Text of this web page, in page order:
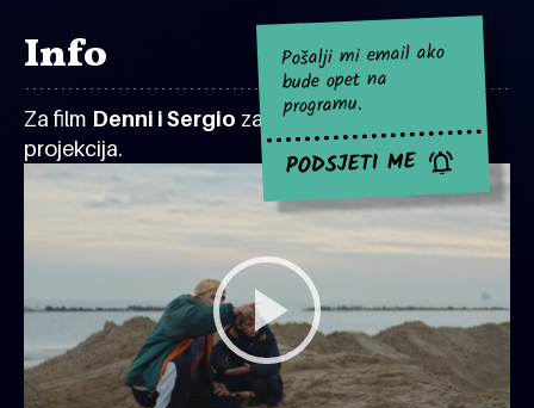
Info
Za film Denni i Sergio za sad nema najavljenih
projekcija.
Pošalji mi email ako
bude opet na
programu.
PODSJETI ME